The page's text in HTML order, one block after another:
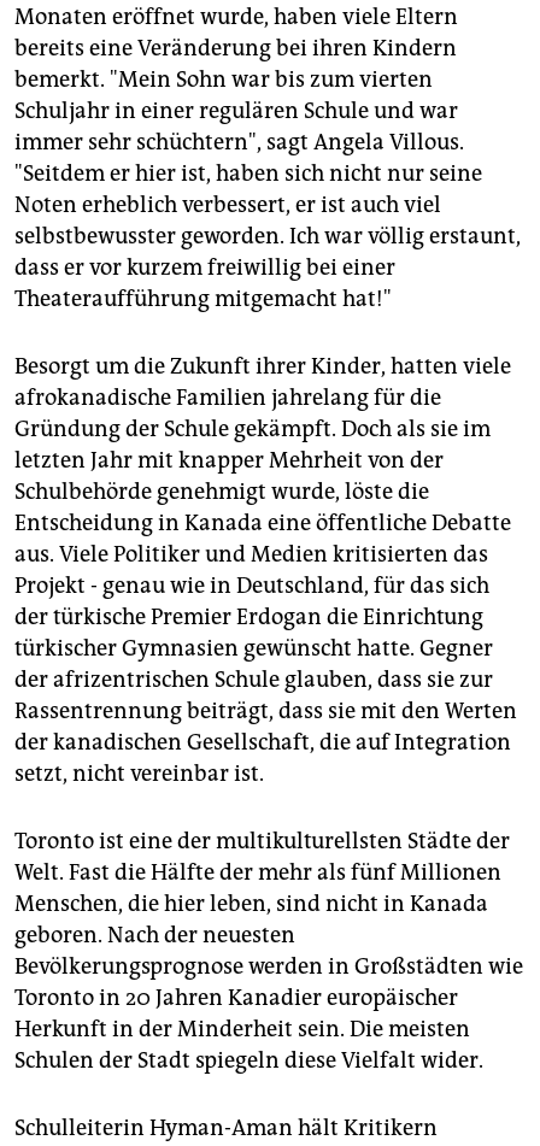
Monaten eröffnet wurde, haben viele Eltern
bereits eine Veränderung bei ihren Kindern
bemerkt. "Mein Sohn war bis zum vierten
Schuljahr in einer regulären Schule und war
immer sehr schüchtern", sagt Angela Villous.
"Seitdem er hier ist, haben sich nicht nur seine
Noten erheblich verbessert, er ist auch viel
selbstbewusster geworden. Ich war völlig erstaunt,
dass er vor kurzem freiwillig bei einer
Theateraufführung mitgemacht hat!"
Besorgt um die Zukunft ihrer Kinder, hatten viele
afrokanadische Familien jahrelang für die
Gründung der Schule gekämpft. Doch als sie im
letzten Jahr mit knapper Mehrheit von der
Schulbehörde genehmigt wurde, löste die
Entscheidung in Kanada eine öffentliche Debatte
aus. Viele Politiker und Medien kritisierten das
Projekt - genau wie in Deutschland, für das sich
der türkische Premier Erdogan die Einrichtung
türkischer Gymnasien gewünscht hatte. Gegner
der afrizentrischen Schule glauben, dass sie zur
Rassentrennung beiträgt, dass sie mit den Werten
der kanadischen Gesellschaft, die auf Integration
setzt, nicht vereinbar ist.
Toronto ist eine der multikulturellsten Städte der
Welt. Fast die Hälfte der mehr als fünf Millionen
Menschen, die hier leben, sind nicht in Kanada
geboren. Nach der neuesten
Bevölkerungsprognose werden in Großstädten wie
Toronto in 20 Jahren Kanadier europäischer
Herkunft in der Minderheit sein. Die meisten
Schulen der Stadt spiegeln diese Vielfalt wider.
Schulleiterin Hyman-Aman hält Kritikern